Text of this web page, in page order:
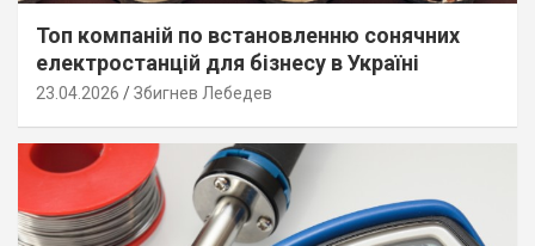
Топ компаній по встановленню сонячних
електростанцій для бізнесу в Україні
23.04.2026 Збигнев Лебедев